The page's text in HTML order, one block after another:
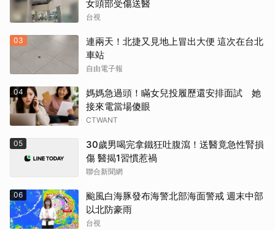
女頭部受傷送醫
台視
03
連兩天！北捷又見地上冒出大便 這次在台北
車站
自由電子報
04
媽媽急過頭！瞞女兒投履歷還安排面試 她
接來電當場傻眼
CTWANT
05
30歲男喝完拿鐵狂吐腹瀉！送醫竟急性腎損
傷 醫揭1習慣惹禍
聯合新聞網
06
颱風白海豚發布海警北部海面警戒 週末中部
以北防豪雨
台視